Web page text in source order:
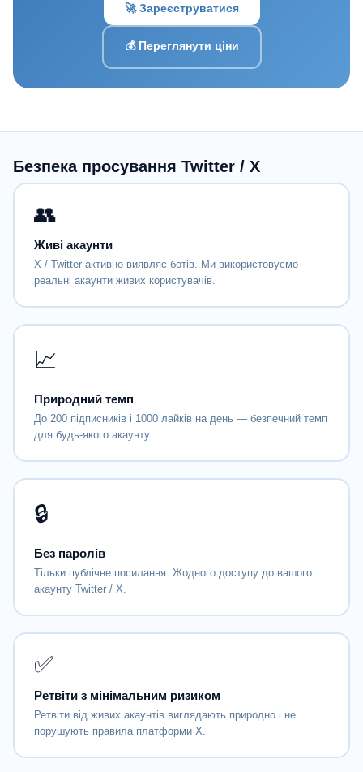
🚀 Зареєструватися
💰 Переглянути ціни
Безпека просування Twitter / X
👥
Живі акаунти
X / Twitter активно виявляє ботів. Ми використовуємо
реальні акаунти живих користувачів.
📈
Природний темп
До 200 підписників і 1000 лайків на день — безпечний темп
для будь-якого акаунту.
🔒
Без паролів
Тільки публічне посилання. Жодного доступу до вашого
акаунту Twitter / X.
✅
Ретвіти з мінімальним ризиком
Ретвіти від живих акаунтів виглядають природно і не
порушують правила платформи X.